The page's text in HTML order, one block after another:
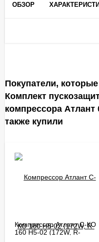
ОБЗОР
Покупатели,
Комплект
компрессора Атлант
также купили
Компрессор Атлант С-КО
160 Н5-02 (172W, R-